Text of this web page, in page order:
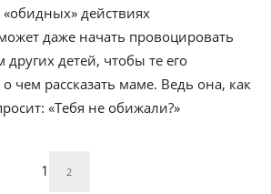
действиях
даже начать провоцировать
детей, чтобы те его
чем рассказать маме. Ведь она, как
«Тебя не обижали?»
1 2